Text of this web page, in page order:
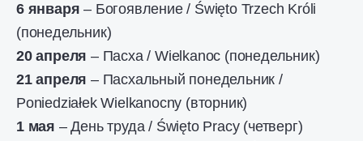
6 января – Богоявление / Święto Trzech Króli
(понедельник)
20 апреля – Пасха / Wielkanoc (понедельник)
21 апреля – Пасхальный понедельник /
Poniedziałek Wielkanocny (вторник)
1 мая – День труда / Święto Pracy (четверг)